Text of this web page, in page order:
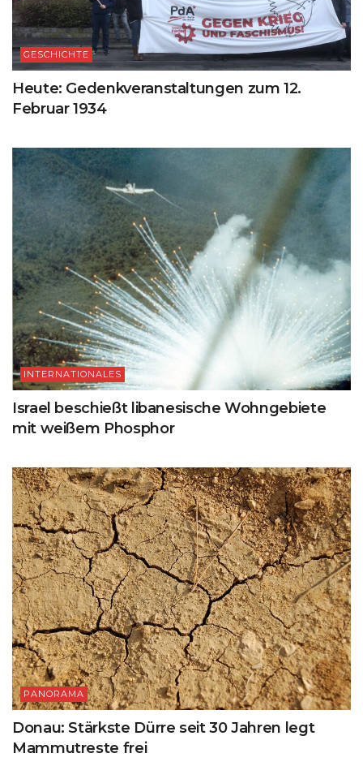
GESCHICHTE
Heute: Gedenkveranstaltungen zum 12.
Februar 1934
INTERNATIONALES
Israel beschießt libanesische Wohngebiete
mit weißem Phosphor
PANORAMA
Donau: Stärkste Dürre seit 30 Jahren legt
Mammutreste frei